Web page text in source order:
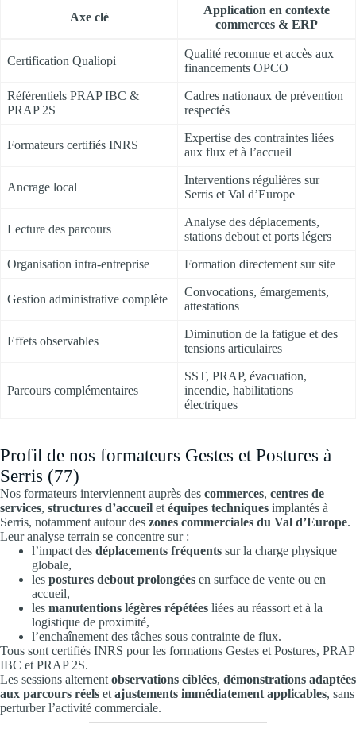
Axe clé
Application en contexte
commerces & ERP
Certification Qualiopi
Qualité reconnue et accès aux
financements OPCO
Référentiels PRAP IBC &
PRAP 2S
Cadres nationaux de prévention
respectés
Formateurs certifiés INRS
Expertise des contraintes liées
aux flux et à l’accueil
Ancrage local
Interventions régulières sur
Serris et Val d’Europe
Lecture des parcours
Analyse des déplacements,
stations debout et ports légers
Organisation intra-entreprise Formation directement sur site
Gestion administrative complète
Convocations, émargements,
attestations
Effets observables
Diminution de la fatigue et des
tensions articulaires
Parcours complémentaires
SST, PRAP, évacuation,
incendie, habilitations
électriques
Profil de nos formateurs Gestes et Postures à
Serris (77)
Nos formateurs interviennent auprès des commerces, centres de
services, structures d’accueil et équipes techniques implantés à
Serris, notamment autour des zones commerciales du Val d’Europe.
Leur analyse terrain se concentre sur :
l’impact des déplacements fréquents sur la charge physique
globale,
les postures debout prolongées en surface de vente ou en
accueil,
les manutentions légères répétées liées au réassort et à la
logistique de proximité,
l’enchaînement des tâches sous contrainte de flux.
Tous sont certifiés INRS pour les formations Gestes et Postures, PRAP
IBC et PRAP 2S.
Les sessions alternent observations ciblées, démonstrations adaptées
aux parcours réels et ajustements immédiatement applicables, sans
perturber l’activité commerciale.